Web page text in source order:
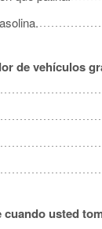
de vehículos
usted